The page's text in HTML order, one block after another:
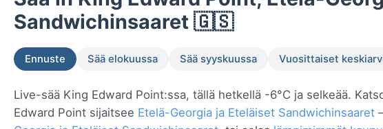
Sandwichinsaaret 🇬🇸
Ennuste Sää elokuussa Sää syyskuussa Vuosittaiset
Live-sää King Edward Point:ssa, tällä hetkellä -6°C ja selkeää.
Edward Point sijaitsee Etelä-Georgia ja Eteläiset Sandwichinsaaret